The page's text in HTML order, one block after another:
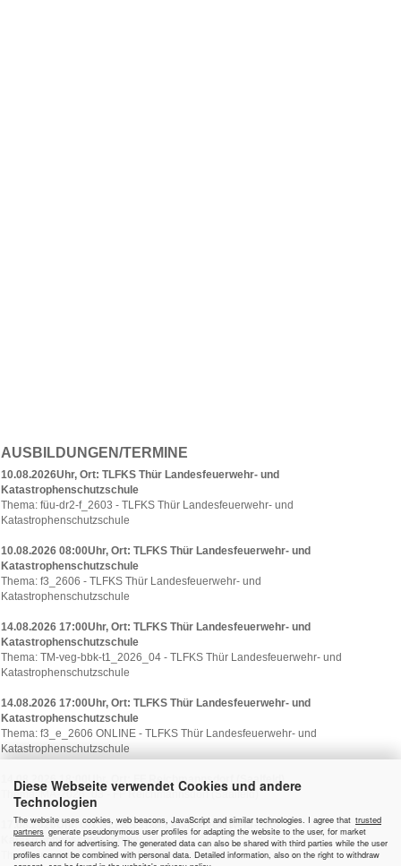
Diese Webseite verwendet Cookies und andere
Technologien
The website uses cookies, web beacons, JavaScript and similar technologies. I agree that trusted
partners generate pseudonymous user profiles for adapting the website to the user, for market
research and for advertising. The generated data can also be shared with third parties while the user
profiles cannot be combined with personal data. Detailed information, also on the right to withdraw
AUSBILDUNGEN/TERMINE
10.08.2026Uhr, Ort: TLFKS Thür Landesfeuerwehr- und
Katastrophenschutzschule
Thema: füu-dr2-f_2603 - TLFKS Thür Landesfeuerwehr- und
Katastrophenschutzschule
10.08.2026 08:00Uhr, Ort: TLFKS Thür Landesfeuerwehr- und
Katastrophenschutzschule
Thema: f3_2606 - TLFKS Thür Landesfeuerwehr- und
Katastrophenschutzschule
14.08.2026 17:00Uhr, Ort: TLFKS Thür Landesfeuerwehr- und
Katastrophenschutzschule
Thema: TM-veg-bbk-t1_2026_04 - TLFKS Thür Landesfeuerwehr- und
Katastrophenschutzschule
14.08.2026 17:00Uhr, Ort: TLFKS Thür Landesfeuerwehr- und
Katastrophenschutzschule
Thema: f3_e_2606 ONLINE - TLFKS Thür Landesfeuerwehr- und
Katastrophenschutzschule
14.08.2026 18:00Uhr, Ort: FF Reichmannsdorf (Saalfeld)
Thema: MA-2026_03 - FF Reichmannsdorf (Saalfeld)
17.08.2026Uhr, Ort: TLFKS Thür Landesfeuerwehr- und
Katastrophenschutzschule
Thema: ma-katslf_2601 - TLFKS Thür Landesfeuerwehr- und